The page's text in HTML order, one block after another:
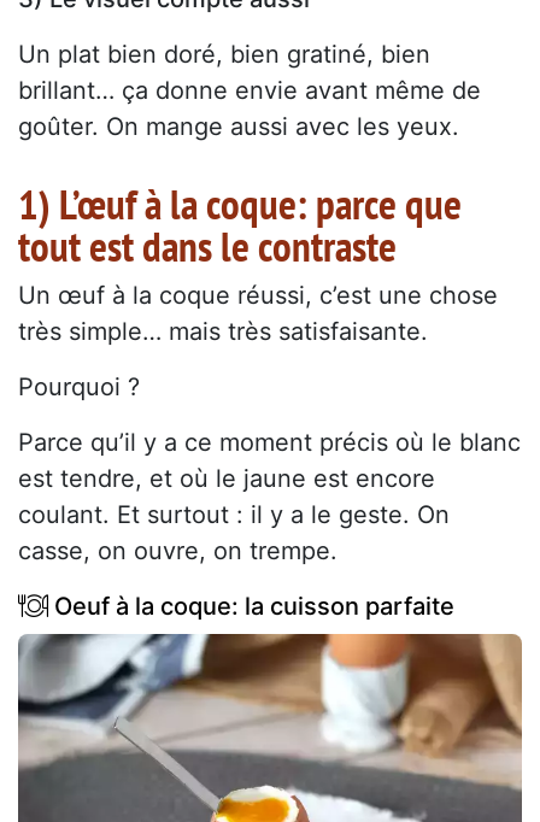
Un plat bien doré, bien gratiné, bien
brillant… ça donne envie avant même de
goûter. On mange aussi avec les yeux.
1) L’œuf à la coque: parce que
tout est dans le contraste
Un œuf à la coque réussi, c’est une chose
très simple… mais très satisfaisante.
Pourquoi ?
Parce qu’il y a ce moment précis où le blanc
est tendre, et où le jaune est encore
coulant. Et surtout : il y a le geste. On
casse, on ouvre, on trempe.
Oeuf à la coque: la cuisson parfaite